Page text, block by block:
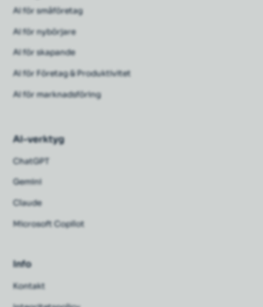
AI för småföretag
AI för nybörjare
AI för skapande
AI för Företag & Produktivitet
AI för marknadsföring
AI-verktyg
ChatGPT
Gemini
Claude
Microsoft Copilot
Info
Kontakt